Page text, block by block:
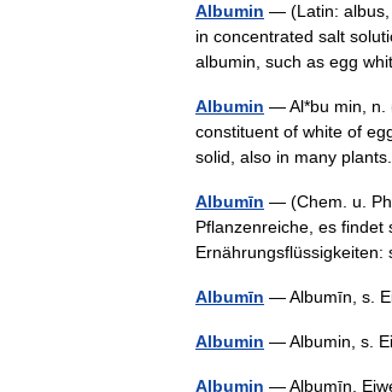
Albumin — (Latin: albus,
in concentrated salt
albumin, such as egg
Albumin — Al*bu min, n.
constituent of white of
solid, also in many
Albumīn — (Chem. u.
Pflanzenreiche, es findet
Albumīn — Albumīn, s.
Albumin — Albumin, s.
Albumin — Albumīn,